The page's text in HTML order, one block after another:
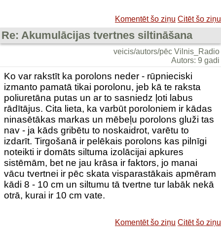
Komentēt šo ziņu Citēt šo ziņu
Re: Akumulācijas tvertnes siltināšana
veicis/autors/pēc Vilnis_Radio
Autors: 9 gadi
Ko var rakstīt ka porolons neder - rūpnieciski
izmanto pamatā tikai porolonu, jeb kā te raksta
poliuretāna putas un ar to sasniedz ļoti labus
rādītājus. Cita lieta, ka varbūt poroloniem ir kādas
ninasētākas markas un mēbeļu porolons gluži tas
nav - ja kāds gribētu to noskaidrot, varētu to
izdarīt. Tirgošanā ir pelēkais porolons kas pilnīgi
noteikti ir domāts siltuma izolācijai apkures
sistēmām, bet ne jau krāsa ir faktors, jo manai
vācu tvertnei ir pēc skata visparastākais apmēram
kādi 8 - 10 cm un siltumu tā tvertne tur labāk nekā
otrā, kurai ir 10 cm vate.
Komentēt šo ziņu Citēt šo ziņu